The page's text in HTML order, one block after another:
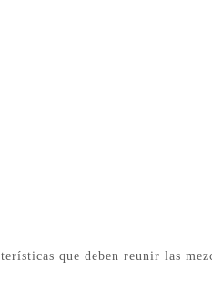
que deben reunir las